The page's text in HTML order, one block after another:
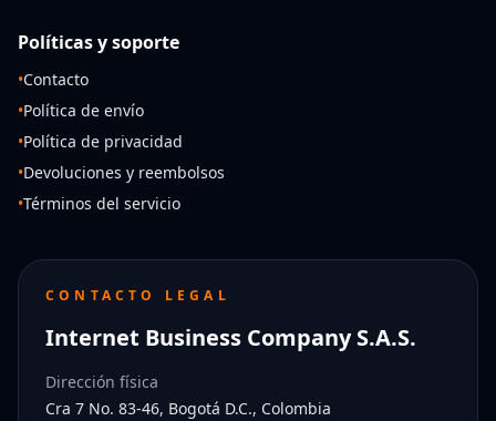
Políticas y soporte
•Contacto
•Política de envío
•Política de privacidad
•Devoluciones y reembolsos
•Términos del servicio
CONTACTO LEGAL
Internet Business Company S.A.S.
Dirección física
Cra 7 No. 83-46, Bogotá D.C., Colombia